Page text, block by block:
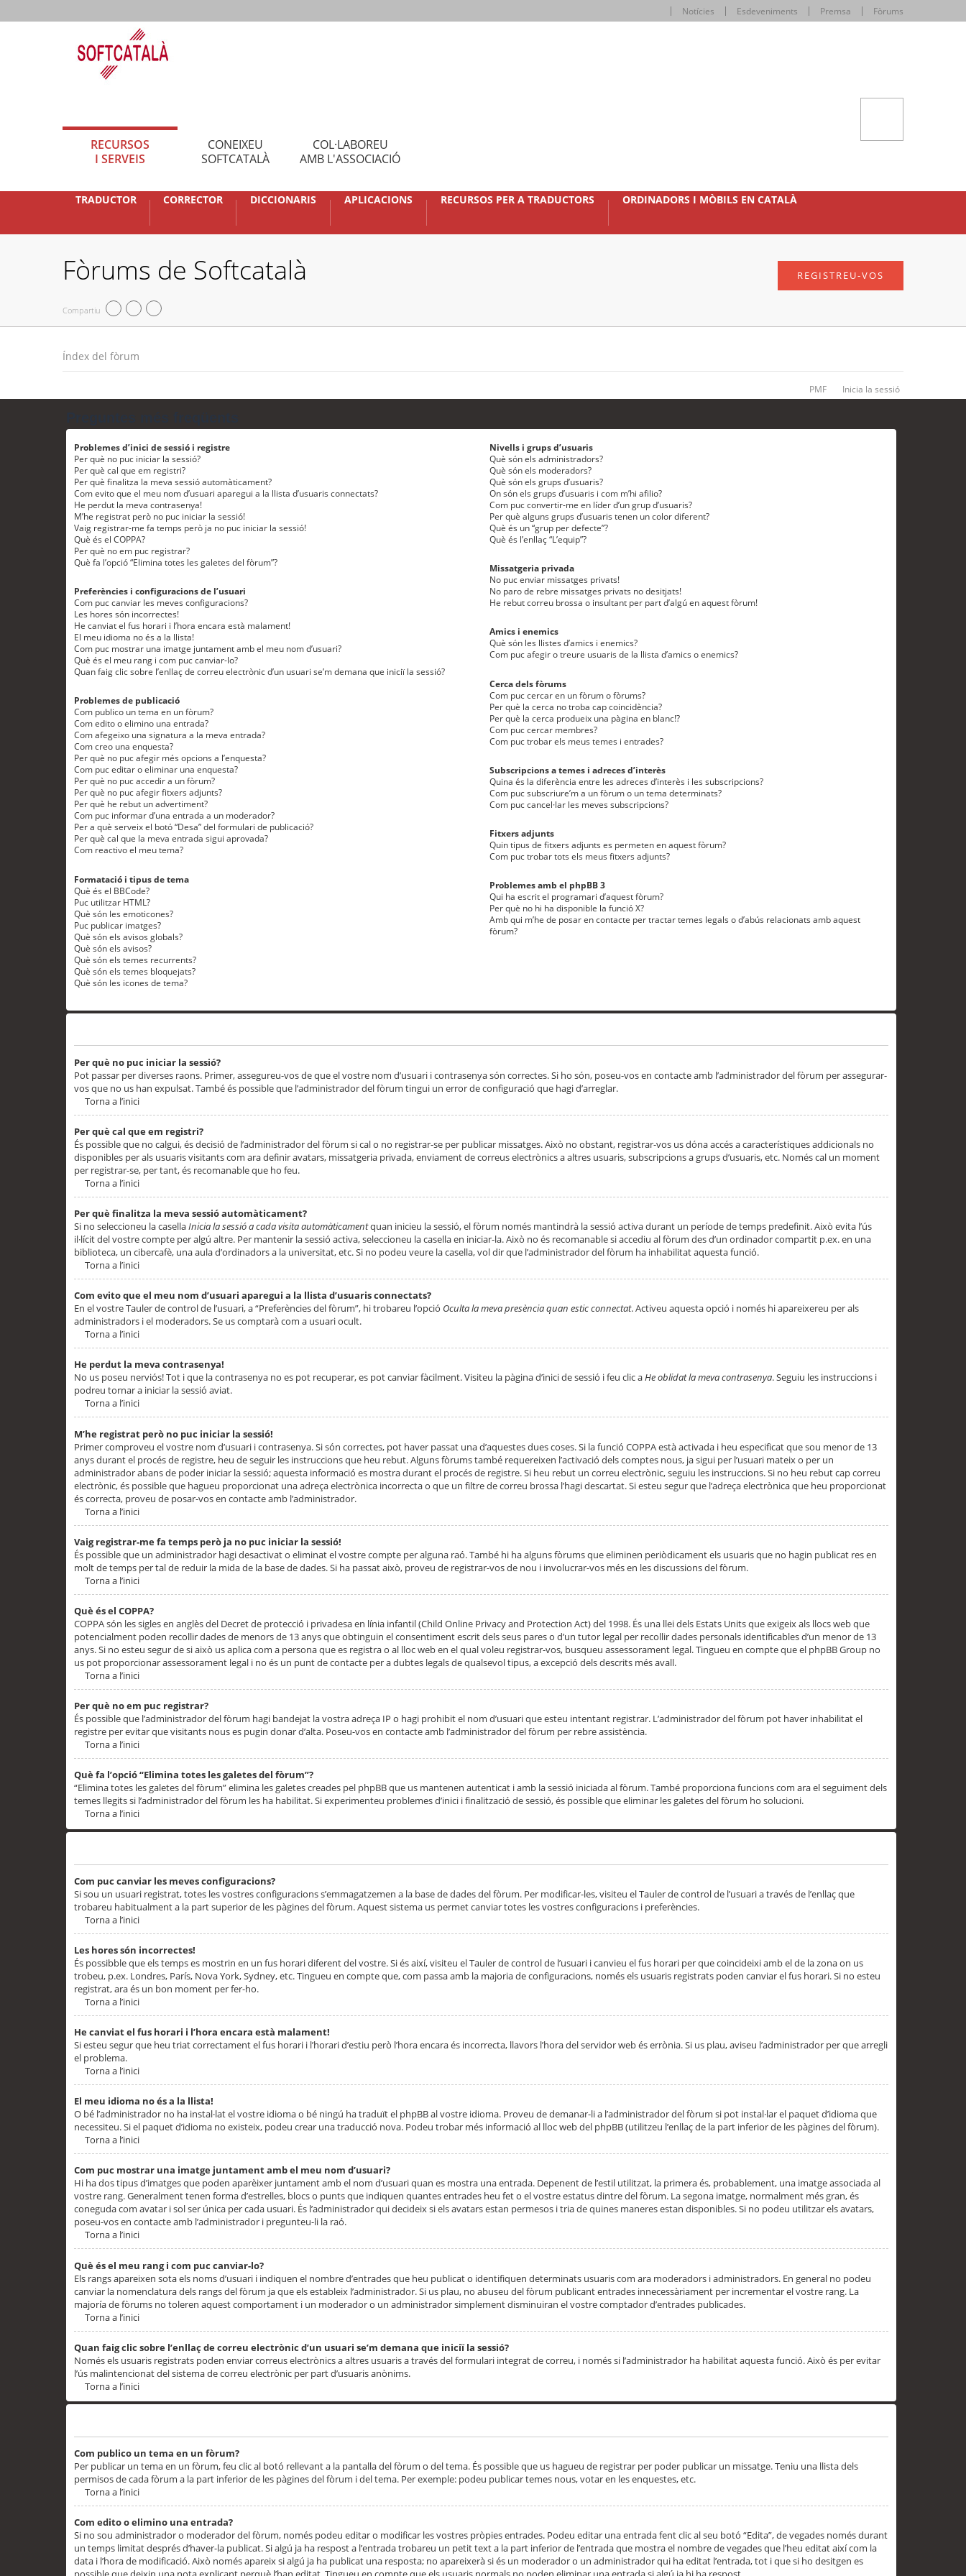
Notícies Esdeveniments Premsa Fòrums
RECURSOS
I SERVEIS
CONEIXEU
SOFTCATALÀ
COL·LABOREU
AMB L'ASSOCIACIÓ
TRADUCTOR CORRECTOR DICCIONARIS APLICACIONS RECURSOS PER A TRADUCTORS ORDINADORS I MÒBILS EN CATALÀ
Fòrums de Softcatalà
Compartiu
REGISTREU-VOS
Índex del fòrum
PMF Inicia la sessió
Problemes d’inici de sessió i registre
Per què no puc iniciar la sessió?
Per què cal que em registri?
Per què finalitza la meva sessió automàticament?
Com evito que el meu nom d’usuari aparegui a la llista d’usuaris connectats?
He perdut la meva contrasenya!
M’he registrat però no puc iniciar la sessió!
Vaig registrar-me fa temps però ja no puc iniciar la sessió!
Què és el COPPA?
Per què no em puc registrar?
Què fa l’opció “Elimina totes les galetes del fòrum”?
Preferències i configuracions de l’usuari
Com puc canviar les meves configuracions?
Les hores són incorrectes!
He canviat el fus horari i l’hora encara està malament!
El meu idioma no és a la llista!
Com puc mostrar una imatge juntament amb el meu nom d’usuari?
Què és el meu rang i com puc canviar-lo?
Quan faig clic sobre l’enllaç de correu electrònic d’un usuari se’m demana que iniciï la sessió?
Problemes de publicació
Com publico un tema en un fòrum?
Com edito o elimino una entrada?
Com afegeixo una signatura a la meva entrada?
Com creo una enquesta?
Per què no puc afegir més opcions a l’enquesta?
Com puc editar o eliminar una enquesta?
Per què no puc accedir a un fòrum?
Per què no puc afegir fitxers adjunts?
Per què he rebut un advertiment?
Com puc informar d’una entrada a un moderador?
Per a què serveix el botó “Desa” del formulari de publicació?
Per què cal que la meva entrada sigui aprovada?
Com reactivo el meu tema?
Formatació i tipus de tema
Què és el BBCode?
Puc utilitzar HTML?
Què són les emoticones?
Puc publicar imatges?
Què són els avisos globals?
Què són els avisos?
Què són els temes recurrents?
Què són els temes bloquejats?
Què són les icones de tema?
Nivells i grups d’usuaris
Què són els administradors?
Què són els moderadors?
Què són els grups d’usuaris?
On són els grups d’usuaris i com m’hi afilio?
Com puc convertir-me en líder d’un grup d’usuaris?
Per què alguns grups d’usuaris tenen un color diferent?
Què és un “grup per defecte”?
Què és l’enllaç “L’equip”?
Missatgeria privada
No puc enviar missatges privats!
No paro de rebre missatges privats no desitjats!
He rebut correu brossa o insultant per part d’algú en aquest fòrum!
Amics i enemics
Què són les llistes d’amics i enemics?
Com puc afegir o treure usuaris de la llista d’amics o enemics?
Cerca dels fòrums
Com puc cercar en un fòrum o fòrums?
Per què la cerca no troba cap coincidència?
Per què la cerca produeix una pàgina en blanc!?
Com puc cercar membres?
Com puc trobar els meus temes i entrades?
Subscripcions a temes i adreces d’interès
Quina és la diferència entre les adreces d’interès i les subscripcions?
Com puc subscriure’m a un fòrum o un tema determinats?
Com puc cancel·lar les meves subscripcions?
Fitxers adjunts
Quin tipus de fitxers adjunts es permeten en aquest fòrum?
Com puc trobar tots els meus fitxers adjunts?
Problemes amb el phpBB 3
Qui ha escrit el programari d’aquest fòrum?
Per què no hi ha disponible la funció X?
Amb qui m’he de posar en contacte per tractar temes legals o d’abús relacionats amb aquest
fòrum?
Per què no puc iniciar la sessió?
Pot passar per diverses raons. Primer, assegureu-vos de que el vostre nom d’usuari i contrasenya són correctes. Si ho són, poseu-vos en contacte amb l’administrador del fòrum per assegurar-
vos que no us han expulsat. També és possible que l’administrador del fòrum tingui un error de configuració que hagi d’arreglar.
Torna a l’inici
Per què cal que em registri?
És possible que no calgui, és decisió de l’administrador del fòrum si cal o no registrar-se per publicar missatges. Això no obstant, registrar-vos us dóna accés a característiques addicionals no
disponibles per als usuaris visitants com ara definir avatars, missatgeria privada, enviament de correus electrònics a altres usuaris, subscripcions a grups d’usuaris, etc. Només cal un moment
per registrar-se, per tant, és recomanable que ho feu.
Torna a l’inici
Per què finalitza la meva sessió automàticament?
Si no seleccioneu la casellaInicia la sessió a cada visita automàticamentquan inicieu la sessió, el fòrum només mantindrà la sessió activa durant un període de temps predefinit. Això evita l’ús
il·lícit del vostre compte per algú altre. Per mantenir la sessió activa, seleccioneu la casella en iniciar-la. Això no és recomanable si accediu al fòrum des d’un ordinador compartit p.ex. en una
biblioteca, un cibercafè, una aula d’ordinadors a la universitat, etc. Si no podeu veure la casella, vol dir que l’administrador del fòrum ha inhabilitat aquesta funció.
Torna a l’inici
Com evito que el meu nom d’usuari aparegui a la llista d’usuaris connectats?
En el vostre Tauler de control de l’usuari, a “Preferències del fòrum”, hi trobareu l’opció Oculta la meva presència quan estic connectat. Activeu aquesta opció i només hi apareixereu per als
administradors i el moderadors. Se us comptarà com a usuari ocult.
Torna a l’inici
He perdut la meva contrasenya!
No us poseu nerviós! Tot i que la contrasenya no es pot recuperar, es pot canviar fàcilment. Visiteu la pàgina d’inici de sessió i feu clic aHe oblidat la meva contrasenya. Seguiu les instruccions i
podreu tornar a iniciar la sessió aviat.
Torna a l’inici
M’he registrat però no puc iniciar la sessió!
Primer comproveu el vostre nom d’usuari i contrasenya. Si són correctes, pot haver passat una d’aquestes dues coses. Si la funció COPPA està activada i heu especificat que sou menor de 13
anys durant el procés de registre, heu de seguir les instruccions que heu rebut. Alguns fòrums també requereixen l’activació dels comptes nous, ja sigui per l’usuari mateix o per un
administrador abans de poder iniciar la sessió; aquesta informació es mostra durant el procés de registre. Si heu rebut un correu electrònic, seguiu les instruccions. Si no heu rebut cap correu
electrònic, és possible que hagueu proporcionat una adreça electrònica incorrecta o que un filtre de correu brossa l’hagi descartat. Si esteu segur que l’adreça electrònica que heu proporcionat
és correcta, proveu de posar-vos en contacte amb l’administrador.
Torna a l’inici
Vaig registrar-me fa temps però ja no puc iniciar la sessió!
És possible que un administrador hagi desactivat o eliminat el vostre compte per alguna raó. També hi ha alguns fòrums que eliminen periòdicament els usuaris que no hagin publicat res en
molt de temps per tal de reduir la mida de la base de dades. Si ha passat això, proveu de registrar-vos de nou i involucrar-vos més en les discussions del fòrum.
Torna a l’inici
Què és el COPPA?
COPPA són les sigles en anglès del Decret de protecció i privadesa en línia infantil (Child Online Privacy and Protection Act) del 1998. És una llei dels Estats Units que exigeix als llocs web que
potencialment poden recollir dades de menors de 13 anys que obtinguin el consentiment escrit dels seus pares o d’un tutor legal per recollir dades personals identificables d’un menor de 13
anys. Si no esteu segur de si això us aplica com a persona que es registra o al lloc web en el qual voleu registrar-vos, busqueu assessorament legal. Tingueu en compte que el phpBB Group no
us pot proporcionar assessorament legal i no és un punt de contacte per a dubtes legals de qualsevol tipus, a excepció dels descrits més avall.
Torna a l’inici
Per què no em puc registrar?
És possible que l’administrador del fòrum hagi bandejat la vostra adreça IP o hagi prohibit el nom d’usuari que esteu intentant registrar. L’administrador del fòrum pot haver inhabilitat el
registre per evitar que visitants nous es pugin donar d’alta. Poseu-vos en contacte amb l’administrador del fòrum per rebre assistència.
Torna a l’inici
Què fa l’opció “Elimina totes les galetes del fòrum”?
“Elimina totes les galetes del fòrum” elimina les galetes creades pel phpBB que us mantenen autenticat i amb la sessió iniciada al fòrum. També proporciona funcions com ara el seguiment dels
temes llegits si l’administrador del fòrum les ha habilitat. Si experimenteu problemes d’inici i finalització de sessió, és possible que eliminar les galetes del fòrum ho solucioni.
Torna a l’inici
Com puc canviar les meves configuracions?
Si sou un usuari registrat, totes les vostres configuracions s’emmagatzemen a la base de dades del fòrum. Per modificar-les, visiteu el Tauler de control de l’usuari a través de l’enllaç que
trobareu habitualment a la part superior de les pàgines del fòrum. Aquest sistema us permet canviar totes les vostres configuracions i preferències.
Torna a l’inici
Les hores són incorrectes!
És possibble que els temps es mostrin en un fus horari diferent del vostre. Si és així, visiteu el Tauler de control de l’usuari i canvieu el fus horari per que coincideixi amb el de la zona on us
trobeu, p.ex. Londres, París, Nova York, Sydney, etc. Tingueu en compte que, com passa amb la majoria de configuracions, només els usuaris registrats poden canviar el fus horari. Si no esteu
registrat, ara és un bon moment per fer-ho.
Torna a l’inici
He canviat el fus horari i l’hora encara està malament!
Si esteu segur que heu triat correctament el fus horari i l’horari d’estiu però l’hora encara és incorrecta, llavors l’hora del servidor web és errònia. Si us plau, aviseu l’administrador per que arregli
el problema.
Torna a l’inici
El meu idioma no és a la llista!
O bé l’administrador no ha instal·lat el vostre idioma o bé ningú ha traduït el phpBB al vostre idioma. Proveu de demanar-li a l’administrador del fòrum si pot instal·lar el paquet d’idioma que
necessiteu. Si el paquet d’idioma no existeix, podeu crear una traducció nova. Podeu trobar més informació al lloc web del phpBB (utilitzeu l’enllaç de la part inferior de les pàgines del fòrum).
Torna a l’inici
Com puc mostrar una imatge juntament amb el meu nom d’usuari?
Hi ha dos tipus d’imatges que poden aparèixer juntament amb el nom d’usuari quan es mostra una entrada. Depenent de l’estil utilitzat, la primera és, probablement, una imatge associada al
vostre rang. Generalment tenen forma d’estrelles, blocs o punts que indiquen quantes entrades heu fet o el vostre estatus dintre del fòrum. La segona imatge, normalment més gran, és
coneguda com avatar i sol ser única per cada usuari. És l’administrador qui decideix si els avatars estan permesos i tria de quines maneres estan disponibles. Si no podeu utilitzar els avatars,
poseu-vos en contacte amb l’administrador i pregunteu-li la raó.
Torna a l’inici
Què és el meu rang i com puc canviar-lo?
Els rangs apareixen sota els noms d’usuari i indiquen el nombre d’entrades que heu publicat o identifiquen determinats usuaris com ara moderadors i administradors. En general no podeu
canviar la nomenclatura dels rangs del fòrum ja que els estableix l’administrador. Si us plau, no abuseu del fòrum publicant entrades innecessàriament per incrementar el vostre rang. La
majoría de fòrums no toleren aquest comportament i un moderador o un administrador simplement disminuiran el vostre comptador d’entrades publicades.
Torna a l’inici
Quan faig clic sobre l’enllaç de correu electrònic d’un usuari se’m demana que iniciï la sessió?
Només els usuaris registrats poden enviar correus electrònics a altres usuaris a través del formulari integrat de correu, i només si l’administrador ha habilitat aquesta funció. Això és per evitar
l’ús malintencionat del sistema de correu electrònic per part d’usuaris anònims.
Torna a l’inici
Com publico un tema en un fòrum?
Per publicar un tema en un fòrum, feu clic al botó rellevant a la pantalla del fòrum o del tema. És possible que us hagueu de registrar per poder publicar un missatge. Teniu una llista dels
permisos de cada fòrum a la part inferior de les pàgines del fòrum i del tema. Per exemple: podeu publicar temes nous, votar en les enquestes, etc.
Torna a l’inici
Com edito o elimino una entrada?
Si no sou administrador o moderador del fòrum, només podeu editar o modificar les vostres pròpies entrades. Podeu editar una entrada fent clic al seu botó “Edita”, de vegades només durant
un temps limitat després d’haver-la publicat. Si algú ja ha respost a l’entrada trobareu un petit text a la part inferior de l’entrada que mostra el nombre de vegades que l’heu editat així com la
data i l’hora de modificació. Això només apareix si algú ja ha publicat una resposta; no apareixerà si és un moderador o un administrador qui ha editat l’entrada, tot i que si ho desitgen es